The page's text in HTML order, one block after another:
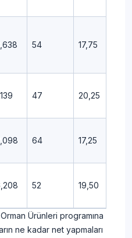
54 17,75
47 20,25
64 17,25
52 19,50
Ürünleri programına
ne kadar net yapmaları